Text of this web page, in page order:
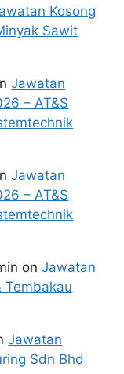
Kosong
Sawit
Jawatan
– AT&S
Jawatan
– AT&S
onJawatan
Tembakau
Jawatan
Sdn Bhd